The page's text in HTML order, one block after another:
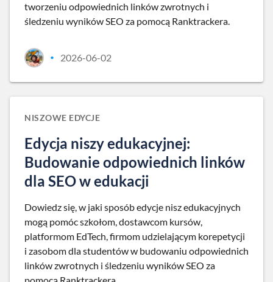
tworzeniu odpowiednich linków zwrotnych i
śledzeniu wyników SEO za pomocą Ranktrackera.
• 2026-06-02
NISZOWE EDYCJE
Edycja niszy edukacyjnej:
Budowanie odpowiednich linków
dla SEO w edukacji
Dowiedz się, w jaki sposób edycje nisz edukacyjnych
mogą pomóc szkołom, dostawcom kursów,
platformom EdTech, firmom udzielającym korepetycji
i zasobom dla studentów w budowaniu odpowiednich
linków zwrotnych i śledzeniu wyników SEO za